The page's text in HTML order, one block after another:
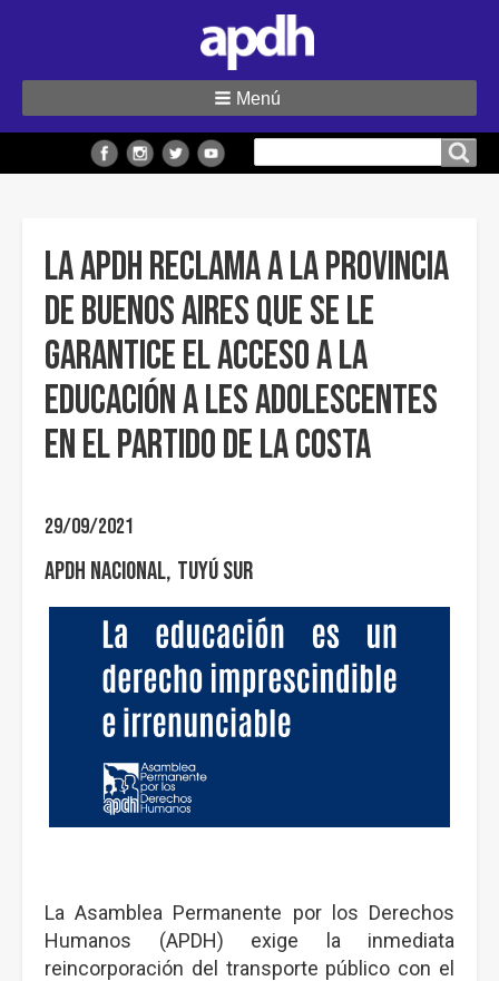
sitio
Menú
La APDH reclama a la provincia
de Buenos Aires que se le
garantice el acceso a la
educación a les adolescentes
en el Partido de la Costa
29/09/2021
APDH Nacional Tuyú Sur
La Asamblea Permanente por los Derechos
Humanos (APDH) exige la inmediata
reincorporación del transporte público con el